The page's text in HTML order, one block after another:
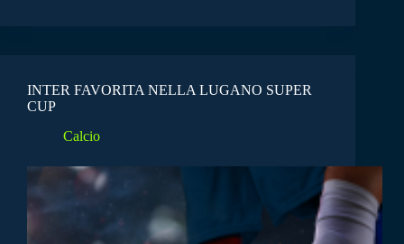
INTER FAVORITA NELLA LUGANO SUPER
CUP
Calcio